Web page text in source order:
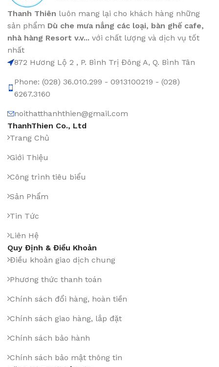
Thanh Thiên luôn mang lại cho khách hàng những
sản phẩm Dù che mưa nắng các loại, bàn ghế cafe,
nhà hàng Resort v.v... với chất lượng và dịch vụ tốt
nhất
872 Hương Lộ 2 , P. Bình Trị Đông A, Q. Bình Tân
Phone: (028) 36.010.299 - 0913100219 - (028)
6267.3160
noithatthanhthien@gmail.com
ThanhThien Co., Ltd
Trang Chủ
Giới Thiệu
Công trình tiêu biểu
Sản Phẩm
Tin Tức
Liên Hệ
Quy Định & Điều Khoản
Điều khoản giao dịch chung
Phương thức thanh toán
Chính sách đổi hàng, hoàn tiền
Chính sách giao hàng, lắp đặt
Chính sách bảo hành
Chính sách bảo mật thông tin